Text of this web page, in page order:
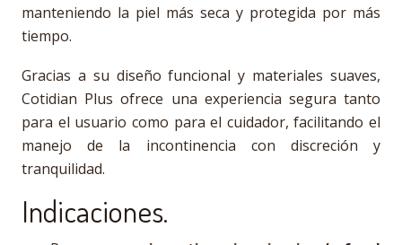
manteniendo la piel más seca y protegida por más
tiempo.
Gracias a su diseño funcional y materiales suaves,
Cotidian Plus ofrece una experiencia segura tanto
para el usuario como para el cuidador, facilitando el
manejo de la incontinencia con discreción y
tranquilidad.
Indicaciones.